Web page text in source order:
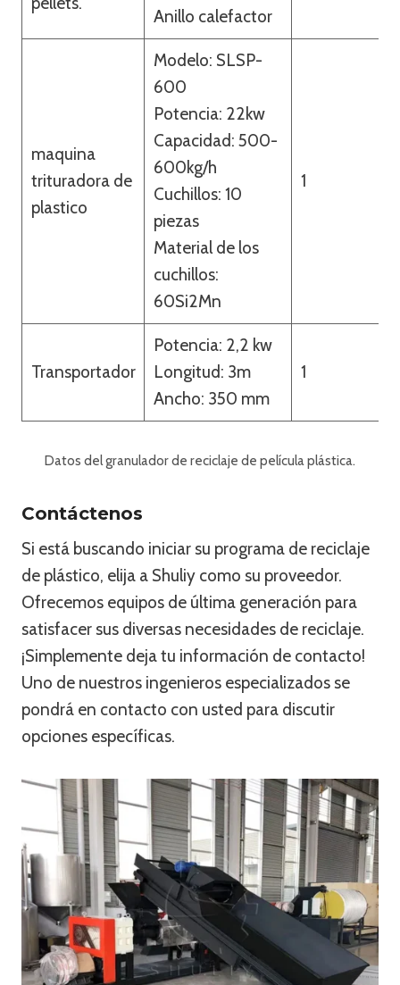
Anillo calefactor
maquina
trituradora de
plastico
Modelo: SLSP-
600
Potencia: 22kw
Capacidad: 500-
600kg/h
Cuchillos: 10
piezas
Material de los
cuchillos:
60Si2Mn
1
Transportador
Potencia: 2,2 kw
Longitud: 3m
Ancho: 350 mm
1
Datos del granulador de reciclaje de película plástica.
Contáctenos
Si está buscando iniciar su programa de reciclaje
de plástico, elija a Shuliy como su proveedor.
Ofrecemos equipos de última generación para
satisfacer sus diversas necesidades de reciclaje.
¡Simplemente deja tu información de contacto!
Uno de nuestros ingenieros especializados se
pondrá en contacto con usted para discutir
opciones específicas.